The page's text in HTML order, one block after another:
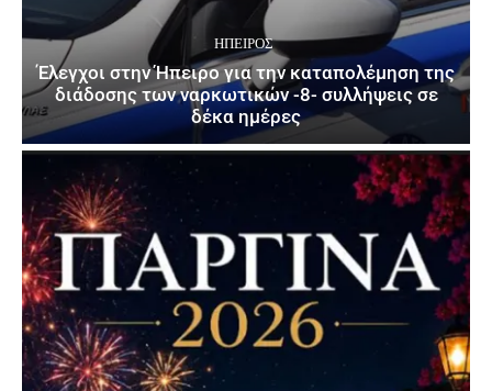
ΉΠΕΙΡΟΣ
Έλεγχοι στην Ήπειρο για την καταπολέμηση της
διάδοσης των ναρκωτικών -8- συλλήψεις σε
δέκα ημέρες